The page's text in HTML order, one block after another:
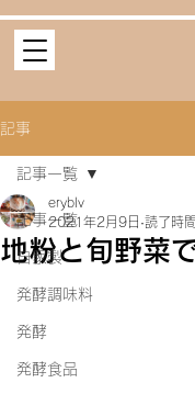
記事
記事一覧
自家製
発酵調味料
発酵
発酵食品
記事一覧
地粉と旬野菜
eryblv
2021年2月9日 読了時